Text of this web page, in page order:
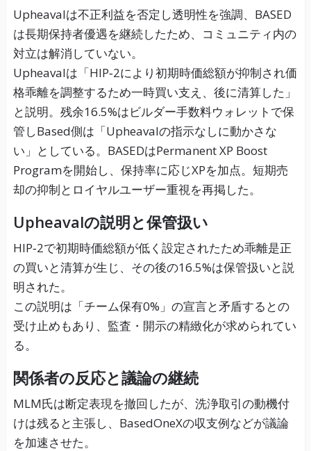
Upheavalは不正利益を否定し透明性を強調、BASED
は長期保持者優遇を継続したため、コミュニティ内の
対立は解消していない。
Upheavalは「HIP‑2により初期時価総額が抑制され価
格乖離を調整するため一時買い支え、後に清算した」
と説明。残余16.5%はビルダー手数料ウォレットで保
管しBased側は「Upheavalの指示なしに動かさな
い」としている。BASEDはPermanent XP Boost
Programを開始し、保持率に応じXPを加点。短期売
却の抑制とロイヤルユーザー重視を再掲した。
Upheavalの説明と保管扱い
HIP‑2で初期時価総額が低く設定されたため乖離是正
の買いと清算が生じ、その後の16.5%は保管扱いと説
明された。
この説明は「チーム保有0%」の宣言と矛盾するとの
受け止めもあり、監査・開示の精緻化が求められてい
る。
関係者の反応と議論の継続
MLM氏は断定表現を撤回したが、洗浄取引の動機付
けは残ると主張し、BasedOneXの収支例などが議論
を加速させた。